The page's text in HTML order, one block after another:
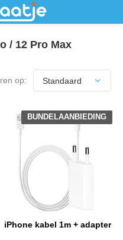
/ 12 Pro Max
op:
iPhone kabel 1m + adapter
BUNDELAANBIEDING